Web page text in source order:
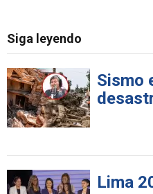
Siga leyendo
Sismo
Lima